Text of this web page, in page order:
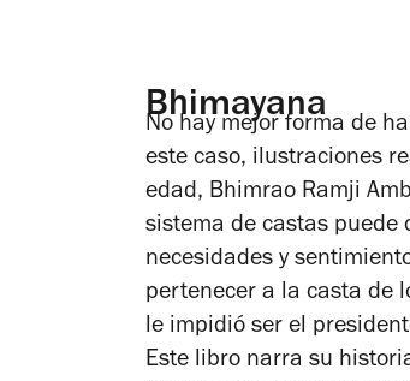
Bhimayana
No hay mejor forma de
este caso, ilustraciones
edad, Bhimrao Ramji
sistema de castas puede
necesidades y
pertenecer a la casta de
le impidió ser el
Este libro narra su